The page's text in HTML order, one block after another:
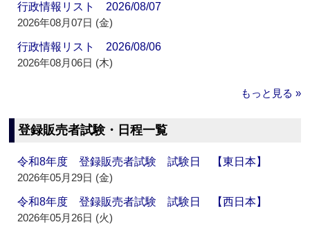
行政情報リスト 2026/08/07
2026年08月07日 (金)
行政情報リスト 2026/08/06
2026年08月06日 (木)
もっと見る »
登録販売者試験・日程一覧
令和8年度 登録販売者試験 試験日 【東日本】
2026年05月29日 (金)
令和8年度 登録販売者試験 試験日 【西日本】
2026年05月26日 (火)